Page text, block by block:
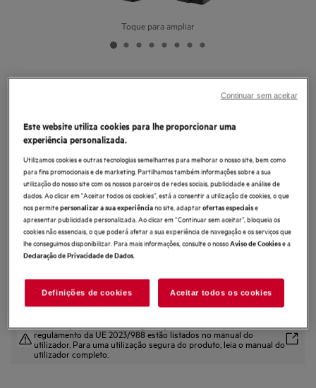
Toque para ampliar
AW82U1DB
Aspirador Wet&Dry 8000 de 35 min
de autonomia
3.4 (20)
Aspirador 2-in-1 com limpeza a molhado e seco e aspirador de mão
destacável
Limpeza potente em superfícies húmidas e secas para manchas ou
derrames em qualquer lugar.
Remova até 99% dos resíduos com a escova TriAction poderosa.
regulamento da UE 2023/988 estão listados no manual do
utilizador. Para uma utilização segura do produto, leia o manual do
utilizador completo.
Este website utiliza cookies para lhe proporcionar uma
experiência personalizada.
Utilizamos cookies e outras tecnologias semelhantes para melhorar o nosso site, bem como
para fins promocionais e de marketing. Partilhamos também informações sobre a sua
utilização do nosso site com os nossos parceiros de redes sociais, publicidade e análise de
dados. Ao clicar em "Aceitar todos os cookies”, está a consentir a utilização de cookies, o que
nos permitepersonalizar a sua experiênciano site, adaptarofertas especiaise
apresentar publicidade personalizada. Ao clicar em “Continuar sem aceitar”, bloqueia os
cookies não essenciais, o que poderá afetar a sua experiência de navegação e os serviços que
lhe conseguimos disponibilizar. Para mais informações, consulte o nossoAviso de Cookiese a
Declaração de Privacidade de Dados.
Definições de cookies Aceitar todos os cookies
Continuar sem aceitar